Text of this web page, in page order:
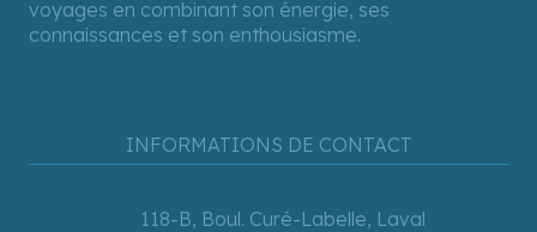
voyages en combinant son énergie, ses
connaissances et son enthousiasme.
INFORMATIONS DE CONTACT
118-B, Boul. Curé-Labelle, Laval